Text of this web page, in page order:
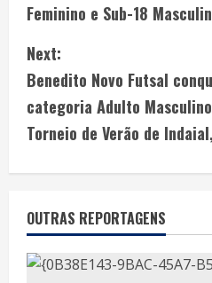
Feminino e Sub-18
Next:
Benedito Novo Futsal
categoria Adulto
Torneio de Verão de Indaial,
OUTRAS REPORTAGENS